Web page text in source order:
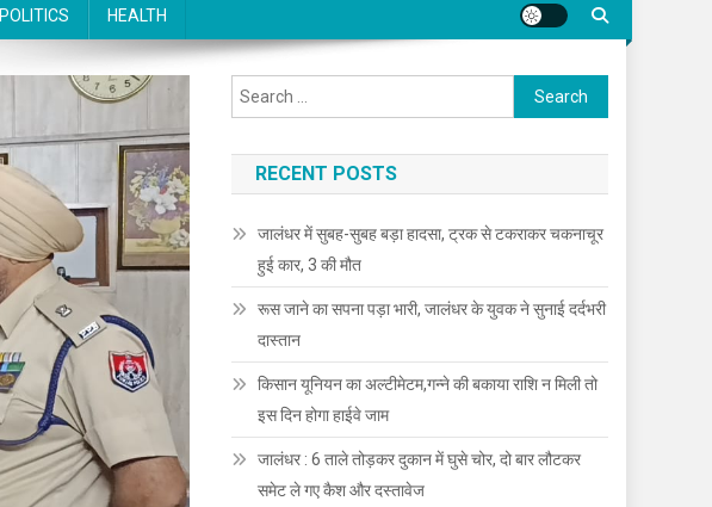
POLITICS HEALTH
Search for:
RECENT POSTS
जालंधर में सुबह-सुबह बड़ा हादसा, ट्रक से टकराकर चकनाचूर
हुई कार, 3 की मौत
रूस जाने का सपना पड़ा भारी, जालंधर के युवक ने सुनाई दर्दभरी
दास्तान
किसान यूनियन का अल्टीमेटम,गन्ने की बकाया राशि न मिली तो
इस दिन होगा हाईवे जाम
जालंधर : 6 ताले तोड़कर दुकान में घुसे चोर, दो बार लौटकर
समेट ले गए कैश और दस्तावेज